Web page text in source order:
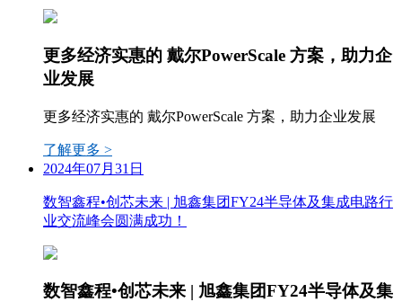
更多经济实惠的 戴尔PowerScale 方案，助力企
业发展
更多经济实惠的 戴尔PowerScale 方案，助力企业发展
了解更多 >
2024年07月31日
数智鑫程•创芯未来 | 旭鑫集团FY24半导体及集成电路行
业交流峰会圆满成功！
数智鑫程•创芯未来 | 旭鑫集团FY24半导体及集